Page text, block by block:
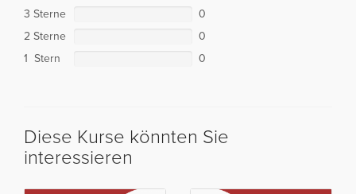
3 Sterne
0
2 Sterne
0
1 Stern
0
Diese Kurse könnten Sie
interessieren